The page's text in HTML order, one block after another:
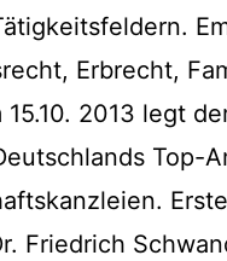
Erbrecht,
2013 legt
Top-
Friedrich